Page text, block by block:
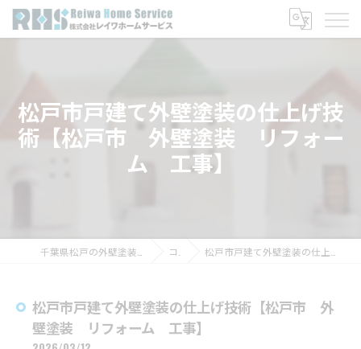
松戸市戸建て外壁塗装の仕上げ技
術【松戸市 外壁塗装 リフォー
ム 工事】
コラム 松戸市戸建て外壁塗装の仕上げ技術【松戸市 外壁塗装 リフォーム 工事】
松戸市戸建て外壁塗装の仕上げ技術【松戸市 外
壁塗装 リフォーム 工事】